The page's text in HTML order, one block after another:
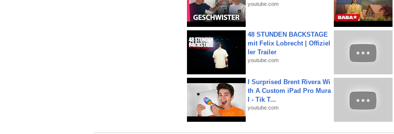
youtube.com
48 STUNDEN BACKSTAGE
mit Felix Lobrecht | Offiziel
ler Trailer
youtube.com
I Surprised Brent Rivera Wi
th A Custom iPad Pro Mura
l - Tik T...
youtube.com